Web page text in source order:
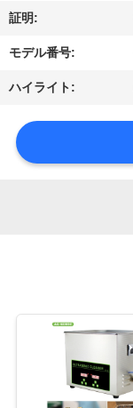
つ
場
証明:
モデル番号:
ハイライト: